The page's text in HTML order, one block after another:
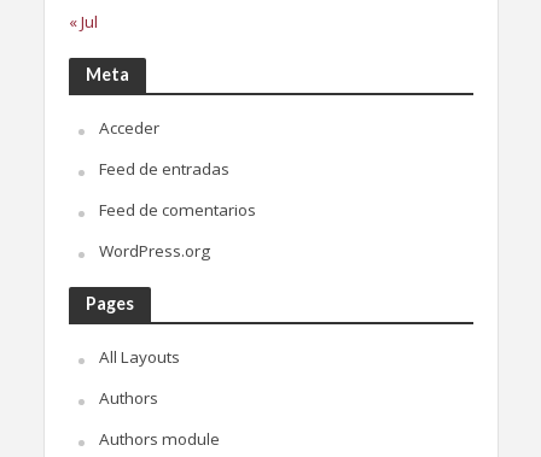
« Jul
Meta
Acceder
Feed de entradas
Feed de comentarios
WordPress.org
Pages
All Layouts
Authors
Authors module